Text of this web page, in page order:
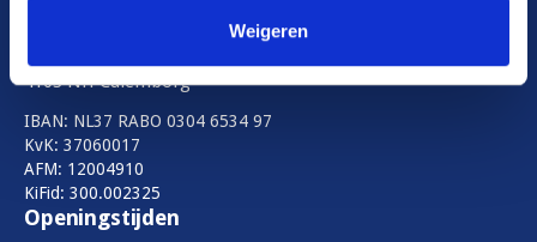
Weigeren
Rijksstraatweg 43a,
4103 NH Culemborg
IBAN: NL37 RABO 0304 6534 97
KvK: 37060017
AFM: 12004910
KiFid: 300.002325
Openingstijden